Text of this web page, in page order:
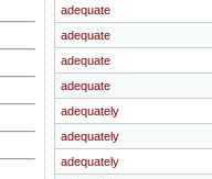
adequate
adequate
adequate
adequate
adequately
adequately
adequately